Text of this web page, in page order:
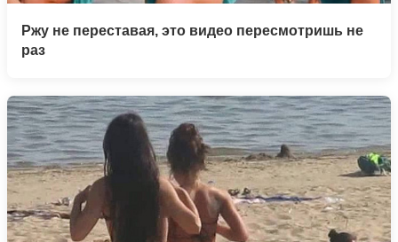
Ржу не переставая, это видео пересмотришь не
раз